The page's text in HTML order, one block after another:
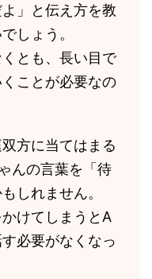
」と伝え方を教
しょう。
とも、長い目で
ことが必要なの
方に当てはまる
んの言葉を「待
しれません。
けてしまうとA
必要がなくなっ